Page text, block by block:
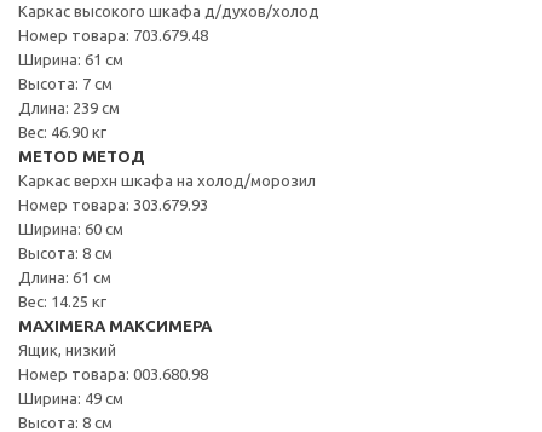
Каркас высокого шкафа д/духов/холод
Номер товара: 703.679.48
Ширина: 61 см
Высота: 7 см
Длина: 239 см
Вес: 46.90 кг
METOD МЕТОД
Каркас верхн шкафа на холод/морозил
Номер товара: 303.679.93
Ширина: 60 см
Высота: 8 см
Длина: 61 см
Вес: 14.25 кг
MAXIMERA МАКСИМЕРА
Ящик, низкий
Номер товара: 003.680.98
Ширина: 49 см
Высота: 8 см